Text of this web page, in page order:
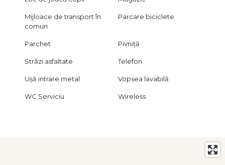
Mijloace de transport în
comun
Parcare biciclete
Parchet Pivniță
Străzi asfaltate Telefon
Ușă intrare metal Vopsea lavabilă
WC Serviciu Wireless